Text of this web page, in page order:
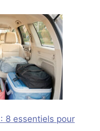
8 essentiels pour